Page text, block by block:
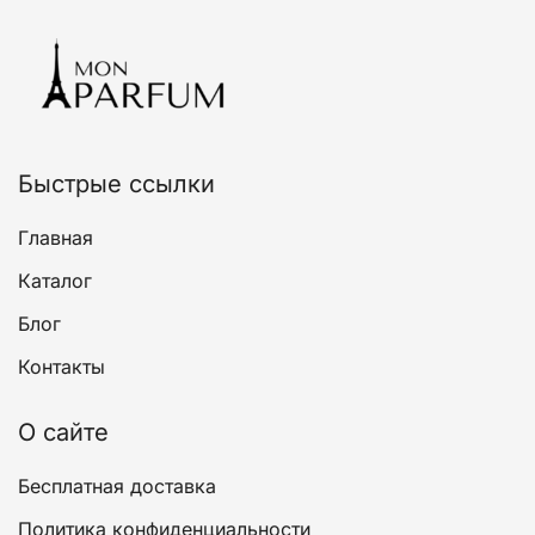
выбрать
на
Быстрые ссылки
Главная
Каталог
Блог
Контакты
О сайте
Бесплатная доставка
Политика конфиденциальности